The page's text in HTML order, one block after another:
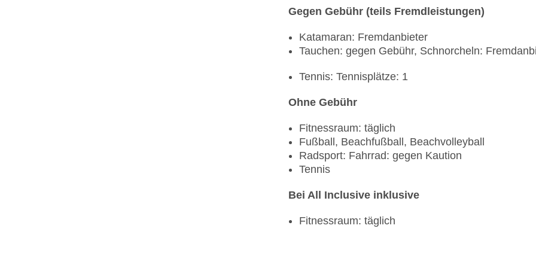
Gegen Gebühr (teils Fremdleistungen)
Katamaran: Fremdanbieter
Tauchen: gegen Gebühr, Schnorcheln:
Tennis: Tennisplätze: 1
Ohne Gebühr
Fitnessraum: täglich
Fußball, Beachfußball, Beachvolleyball
Radsport: Fahrrad: gegen Kaution
Tennis
Bei All Inclusive inklusive
Fitnessraum: täglich